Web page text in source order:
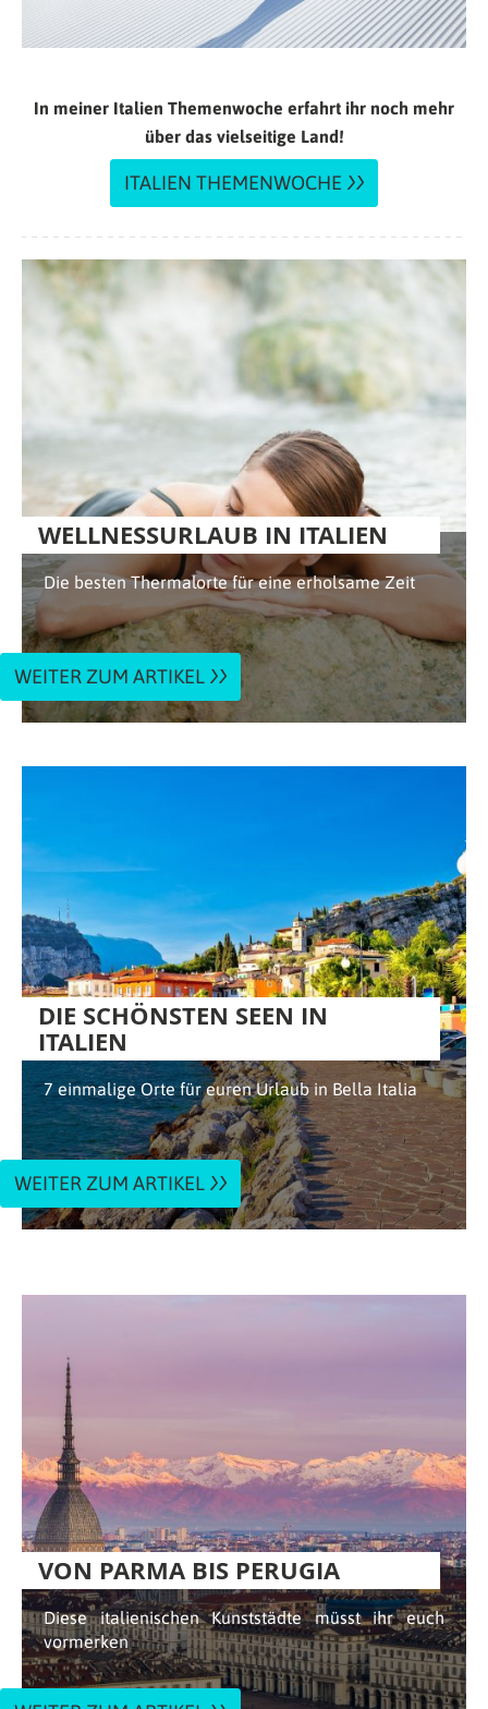
In meiner Italien Themenwoche erfahrt ihr noch mehr
über das vielseitige Land!
ITALIEN THEMENWOCHE
WELLNESSURLAUB IN ITALIEN
Die besten Thermalorte für eine erholsame Zeit
WEITER ZUM ARTIKEL
DIE SCHÖNSTEN SEEN IN
ITALIEN
7 einmalige Orte für euren Urlaub in Bella Italia
WEITER ZUM ARTIKEL
VON PARMA BIS PERUGIA
Diese italienischen Kunststädte müsst ihr euch
vormerken